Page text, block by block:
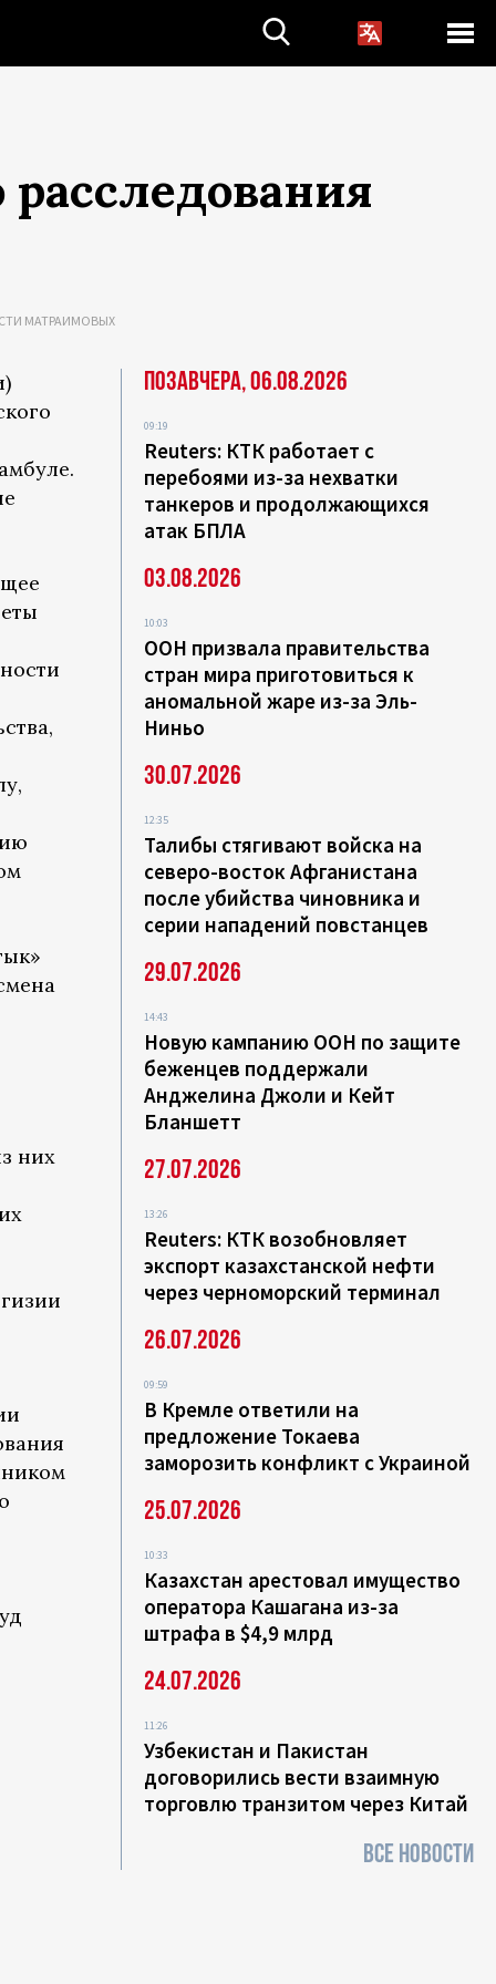
МАТРАИМОВЫХ
них
Позавчера, 06.08.2026
09:19
Reuters: КТК работает с
перебоями из-за нехватки
танкеров и продолжающихся
атак БПЛА
03.08.2026
10:03
ООН призвала правительства
стран мира приготовиться к
аномальной жаре из-за Эль-
Ниньо
30.07.2026
12:35
Талибы стягивают войска на
северо-восток Афганистана
после убийства чиновника и
серии нападений повстанцев
29.07.2026
14:43
Новую кампанию ООН по защите
беженцев поддержали
Анджелина Джоли и Кейт
Бланшетт
27.07.2026
13:26
Reuters: КТК возобновляет
экспорт казахстанской нефти
через черноморский терминал
26.07.2026
09:59
В Кремле ответили на
предложение Токаева
заморозить конфликт с Украиной
25.07.2026
10:33
Казахстан арестовал имущество
оператора Кашагана из-за
штрафа в $4,9 млрд
24.07.2026
11:26
Узбекистан и Пакистан
договорились вести взаимную
торговлю транзитом через Китай
ВСЕ НОВОСТИ